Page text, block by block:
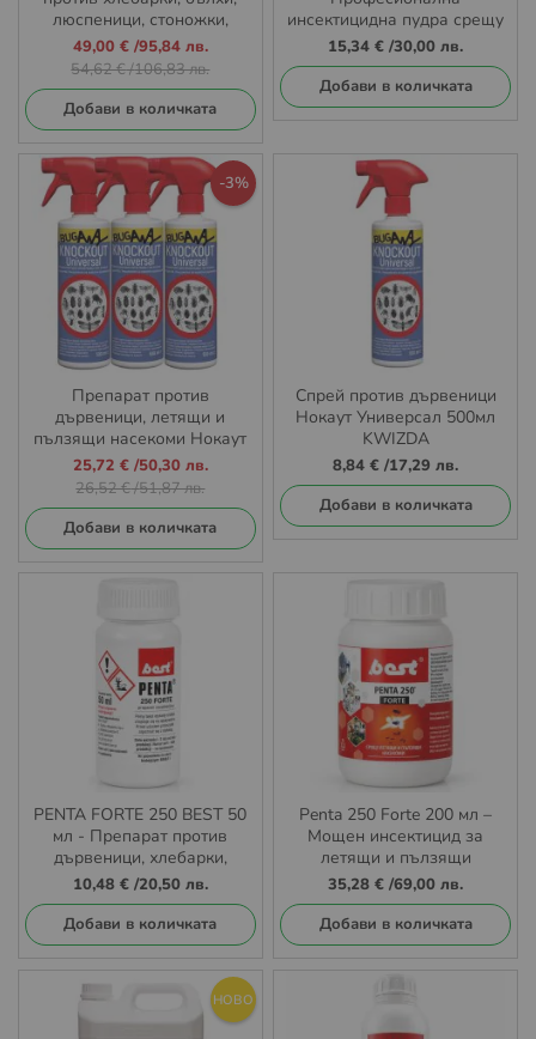
люспеници, стоножки,
скорпиони, ухолазки, мухи
и оси 150 гр.
Промо
цена
49,00 €/95,84 лв.
54,62 €/106,83 лв.
Добави в количката
инсектицидна пудра срещу
дървеници, хлебарки,
мравки, бълхи, оси и
кокошинки
15,34 € /30,00 лв.
Добави в количката
-3%
Препарат против
дървеници, летящи и
пълзящи насекоми Нокаут
Универсал 3 x 500мл
Промо
цена
25,72 €/50,30 лв.
26,52 €/51,87 лв.
Добави в количката
Спрей против дървеници
Нокаут Универсал 500мл
KWIZDA
8,84 € /17,29 лв.
Добави в количката
PENTA FORTE 250 BEST 50
мл - Препарат против
дървеници, хлебарки,
мравки, бълхи, кърлежи,
мухи, комари
10,48 €/20,50 лв.
Добави в количката
Penta 250 Forte 200 мл –
Мощен инсектицид за
летящи и пълзящи
насекоми
35,28 € /69,00 лв.
Добави в количката
НОВО